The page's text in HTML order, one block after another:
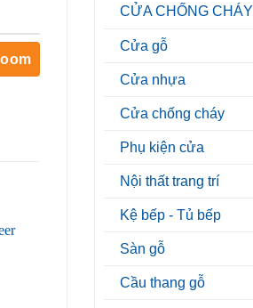
CỬA CHỐNG CHÁY
Cửa gỗ
Cửa nhựa
Cửa chống cháy
Phụ kiện cửa
Nội thất trang trí
Kệ bếp - Tủ bếp
Sàn gỗ
Cầu thang gỗ